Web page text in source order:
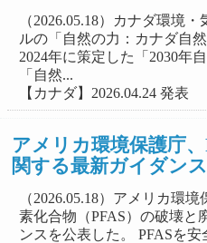
（2026.05.18）カナダ環境
ルの「自然の力：カナダ自
2024年に策定した「2030年
「自然...
【カナダ】2026.04.24 発表
アメリカ環境保護庁
関する最新ガイダン
（2026.05.18）アメリカ環
素化合物（PFAS）の破壊と
ンスを公表した。 PFASを